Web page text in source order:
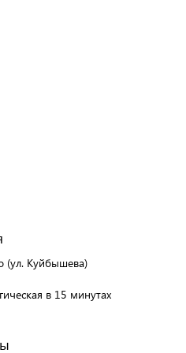
(ул. Куйбышева)
в 15 минутах